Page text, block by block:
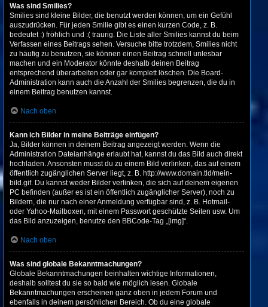
Was sind Smilies?
Smilies sind kleine Bilder, die benutzt werden können, um ein Gefühl
auszudrücken. Für jeden Smilie gibt es einen kurzen Code, z. B.
bedeutet :) fröhlich und :( traurig. Die Liste aller Smilies kannst du beim
Verfassen eines Beitrags sehen. Versuche bitte trotzdem, Smilies nicht
zu häufig zu benutzen, sie können einen Beitrag schnell unlesbar
machen und ein Moderator könnte deshalb deinen Beitrag
entsprechend überarbeiten oder gar komplett löschen. Die Board-
Administration kann auch die Anzahl der Smilies begrenzen, die du in
einem Beitrag benutzen kannst.
Nach oben
Kann ich Bilder in meine Beiträge einfügen?
Ja, Bilder können in deinem Beitrag angezeigt werden. Wenn die
Administration Dateianhänge erlaubt hat, kannst du das Bild auch direkt
hochladen. Ansonsten musst du zu einem Bild verlinken, das auf einem
öffentlich zugänglichen Server liegt, z. B. http://www.domain.tld/mein-
bild.gif. Du kannst weder Bilder verlinken, die sich auf deinem eigenen
PC befinden (außer es ist ein öffentlich zugänglicher Server), noch zu
Bildern, die nur nach einer Anmeldung verfügbar sind, z. B. Hotmail-
oder Yahoo-Mailboxen, mit einem Passwort geschützte Seiten usw. Um
das Bild anzuzeigen, benutze den BBCode-Tag „[img]“.
Nach oben
Was sind globale Bekanntmachungen?
Globale Bekanntmachungen beinhalten wichtige Informationen,
deshalb solltest du sie so bald wie möglich lesen. Globale
Bekanntmachungen erscheinen ganz oben in jedem Forum und
ebenfalls in deinem persönlichen Bereich. Ob du eine globale